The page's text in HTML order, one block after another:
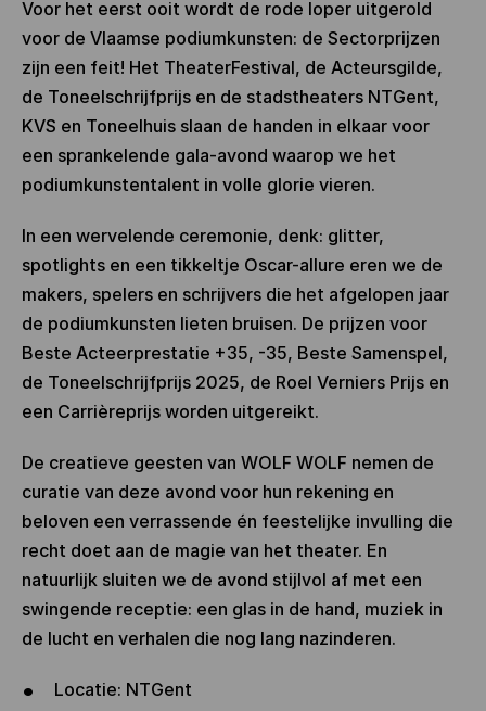
Voor het eerst ooit wordt de rode loper uitgerold
voor de Vlaamse podiumkunsten: de Sectorprijzen
zijn een feit! Het TheaterFestival, de Acteursgilde,
de Toneelschrijfprijs en de stadstheaters NTGent,
KVS en Toneelhuis slaan de handen in elkaar voor
een sprankelende gala-avond waarop we het
podiumkunstentalent in volle glorie vieren.
In een wervelende ceremonie, denk: glitter,
spotlights en een tikkeltje Oscar-allure eren we de
makers, spelers en schrijvers die het afgelopen jaar
de podiumkunsten lieten bruisen. De prijzen voor
Beste Acteerprestatie +35, -35, Beste Samenspel,
de Toneelschrijfprijs 2025, de Roel Verniers Prijs en
een Carrièreprijs worden uitgereikt.
De creatieve geesten van WOLF WOLF nemen de
curatie van deze avond voor hun rekening en
beloven een verrassende én feestelijke invulling die
recht doet aan de magie van het theater. En
natuurlijk sluiten we de avond stijlvol af met een
swingende receptie: een glas in de hand, muziek in
de lucht en verhalen die nog lang nazinderen.
Locatie: NTGent